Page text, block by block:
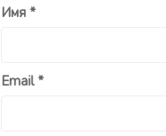
Имя *
Email*